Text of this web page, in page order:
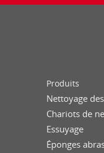
Produits
Nettoyage
Chariots de
Essuyage
Éponges